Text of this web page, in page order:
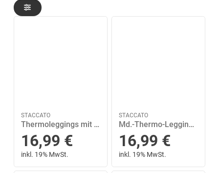
STACCATO
Thermoleggings mit Allover-Punkte-Print 116/122 normal - Marine Punkte
16,99 €
inkl. 19% MwSt.
STACCATO
Md.-Thermo-Leggings Grau 92/98
16,99 €
inkl. 19% MwSt.